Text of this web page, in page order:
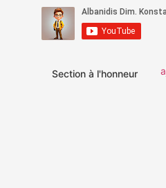
Section à l'honneur